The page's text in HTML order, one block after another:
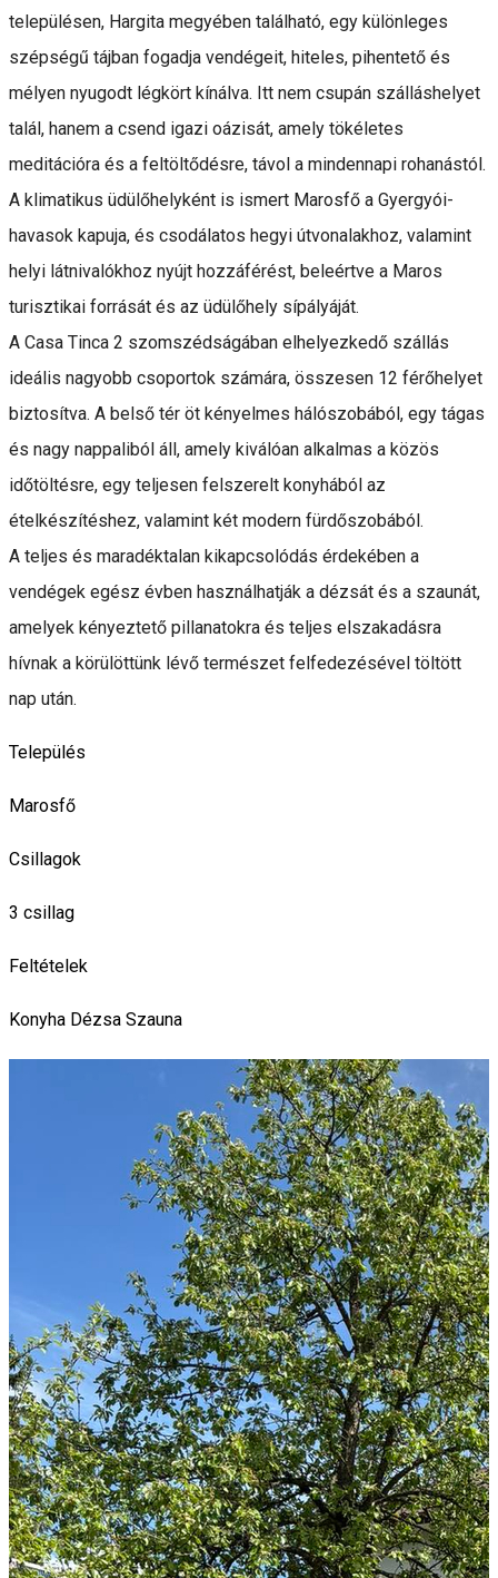
településen, Hargita megyében található, egy különleges
szépségű tájban fogadja vendégeit, hiteles, pihentető és
mélyen nyugodt légkört kínálva. Itt nem csupán szálláshelyet
talál, hanem a csend igazi oázisát, amely tökéletes
meditációra és a feltöltődésre, távol a mindennapi rohanástól.
A klimatikus üdülőhelyként is ismert Marosfő a Gyergyói-
havasok kapuja, és csodálatos hegyi útvonalakhoz, valamint
helyi látnivalókhoz nyújt hozzáférést, beleértve a Maros
turisztikai forrását és az üdülőhely sípályáját.
A Casa Tinca 2 szomszédságában elhelyezkedő szállás
ideális nagyobb csoportok számára, összesen 12 férőhelyet
biztosítva. A belső tér öt kényelmes hálószobából, egy tágas
és nagy nappaliból áll, amely kiválóan alkalmas a közös
időtöltésre, egy teljesen felszerelt konyhából az
ételkészítéshez, valamint két modern fürdőszobából.
A teljes és maradéktalan kikapcsolódás érdekében a
vendégek egész évben használhatják a dézsát és a szaunát,
amelyek kényeztető pillanatokra és teljes elszakadásra
hívnak a körülöttünk lévő természet felfedezésével töltött
nap után.
Település
Marosfő
Csillagok
3 csillag
Feltételek
Konyha Dézsa Szauna